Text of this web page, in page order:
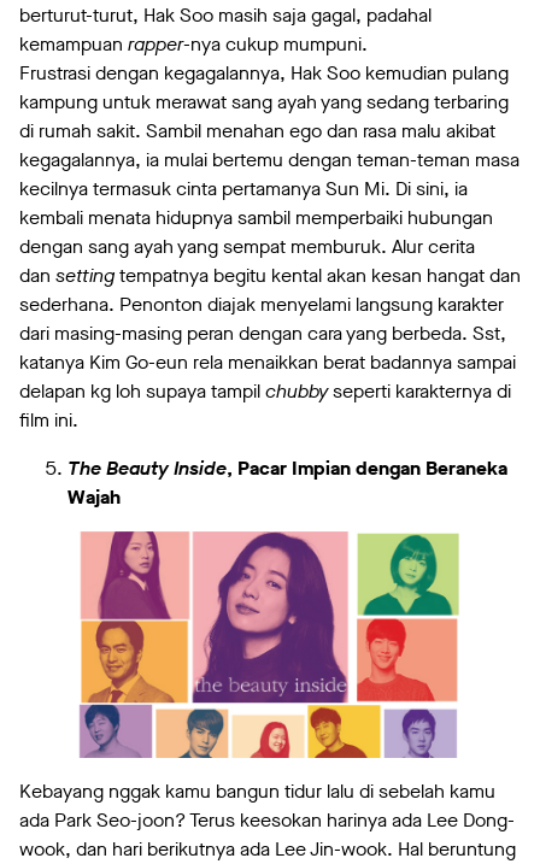
berturut-turut, Hak Soo masih saja gagal, padahal
kemampuan rapper-nya cukup mumpuni.
Frustrasi dengan kegagalannya, Hak Soo kemudian pulang
kampung untuk merawat sang ayah yang sedang terbaring
di rumah sakit. Sambil menahan ego dan rasa malu akibat
kegagalannya, ia mulai bertemu dengan teman-teman masa
kecilnya termasuk cinta pertamanya Sun Mi. Di sini, ia
kembali menata hidupnya sambil memperbaiki hubungan
dengan sang ayah yang sempat memburuk. Alur cerita
dan settingtempatnya begitu kental akan kesan hangat dan
sederhana. Penonton diajak menyelami langsung karakter
dari masing-masing peran dengan cara yang berbeda. Sst,
katanya Kim Go-eun rela menaikkan berat badannya sampai
delapan kg loh supaya tampilchubbyseperti karakternya di
film ini.
The Beauty Inside, Pacar Impian dengan Beraneka
Wajah
Kebayang nggak kamu bangun tidur lalu di sebelah kamu
ada Park Seo-joon? Terus keesokan harinya ada Lee Dong-
wook, dan hari berikutnya ada Lee Jin-wook. Hal beruntung